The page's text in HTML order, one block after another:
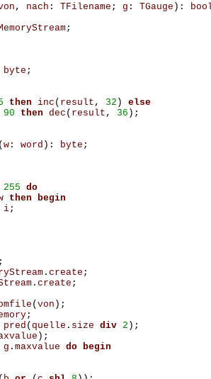
, nach : TFilename ; g : TGauge ):
;
byte ;
then inc ( result , 32 )
else
90 then dec ( result , 36 );
( w : word ): byte ;
255 do
then begin
i;
;
. create ;
. create ;
( von );
;
pred ( quelle . size div 2 );
);
g . maxvalue do begin